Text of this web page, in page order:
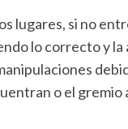
lugares, si no
lo correcto y
o el